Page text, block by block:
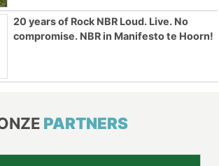
20 years of Rock NBR Loud. Live. No
compromise. NBR in Manifesto te Hoorn!
PARTNERS